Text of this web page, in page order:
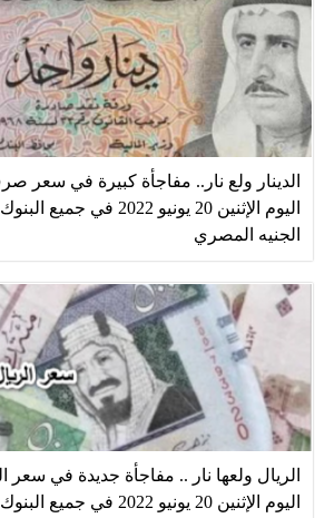
الدينار ولع نار.. مفاجأة كبيرة في سعر
اليوم الإثنين 20 يونيو
الجنيه المصري
الريال ولعها نار .. مفاجأة جديدة في سعر
اليوم الإثنين 20 يونيو 2022